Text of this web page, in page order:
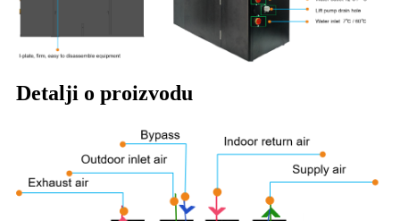
Detalji o proizvodu